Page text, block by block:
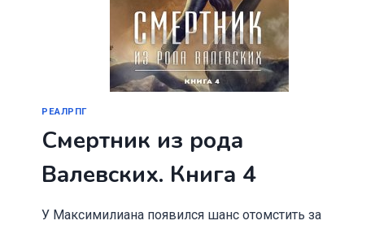
РЕАЛРПГ
Смертник из рода
Валевских. Книга 4
У Максимилиана появился шанс отомстить за